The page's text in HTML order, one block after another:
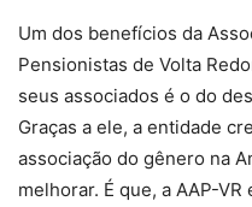
Um dos benefícios da
Pensionistas de Volta
seus associados é o do
Graças a ele, a entidade
associação do gênero na
melhorar. É que, a AAP-